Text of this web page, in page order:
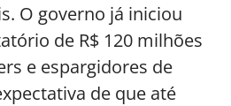
O governo já iniciou
de R$ 120 milhões
e espargidores de
de que até